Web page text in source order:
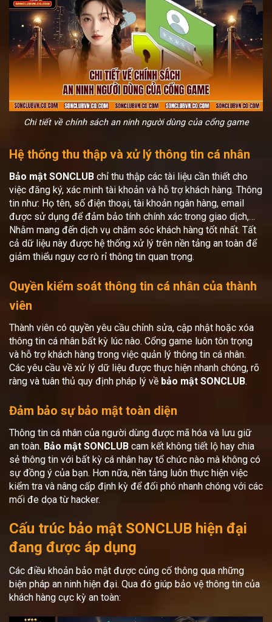
Chi tiết về chính sách an ninh người dùng của cổng game
Hệ thống thu thập và xử lý thông tin cá nhân
Bảo mật SONCLUB chỉ thu thập các tài liệu cần thiết cho
việc đăng ký, xác minh tài khoản và hỗ trợ khách hàng. Thông
tin như: Họ tên, số điện thoại, tài khoản ngân hàng, email
được sử dụng để đảm bảo tính chính xác trong giao dịch,…
Nhằm mang đến dịch vụ chăm sóc khách hàng tốt nhất. Tất
cả dữ liệu này được hệ thống xử lý trên nền tảng an toàn để
giảm thiểu nguy cơ rò rỉ thông tin quan trọng.
Quyền kiểm soát thông tin cá nhân của thành
viên
Thành viên có quyền yêu cầu chỉnh sửa, cập nhật hoặc xóa
thông tin cá nhân bất kỳ lúc nào. Cổng game luôn tôn trọng
và hỗ trợ khách hàng trong việc quản lý thông tin cá nhân.
Các yêu cầu về xử lý dữ liệu được thực hiện nhanh chóng, rõ
ràng và tuân thủ quy định pháp lý về bảo mật SONCLUB.
Đảm bảo sự bảo mật toàn diện
Thông tin cá nhân của người dùng được mã hóa và lưu giữ
an toàn. Bảo mật SONCLUB cam kết không tiết lộ hay chia
sẻ thông tin với bất kỳ cá nhân hay tổ chức nào mà không có
sự đồng ý của bạn. Hơn nữa, nền tảng luôn thực hiện việc
kiểm tra và nâng cấp định kỳ để đối phó nhanh chóng với các
mối đe dọa từ hacker.
Cấu trúc bảo mật SONCLUB hiện đại
đang được áp dụng
Các điều khoản bảo mật được củng cố thông qua những
biện pháp an ninh hiện đại. Qua đó giúp bảo vệ thông tin của
khách hàng cực kỳ an toàn: